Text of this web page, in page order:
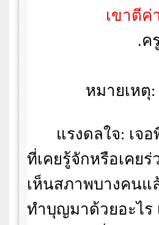
เขาตีค่
.ค
หมายเหตุ
แรงดลใจ: เจ
ที่เคยรู้จักหรือเคย
เห็นสภาพบางคนแ
ทำบุญมาด้วยอะไร